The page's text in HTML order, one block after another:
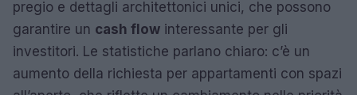
pregio e dettagli architettonici unici, che possono
garantire un cash flow interessante per gli
investitori. Le statistiche parlano chiaro: c’è un
aumento della richiesta per appartamenti con spazi